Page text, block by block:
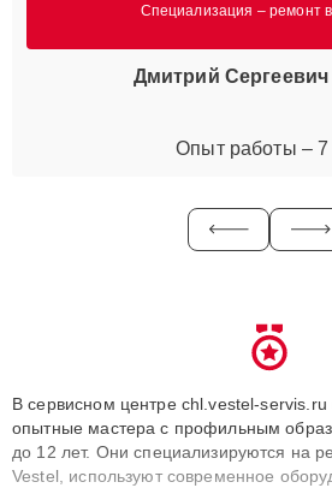
Специализация – ремонт
Дмитрий
Опыт работы – 7
В сервисном центре chl.vestel-
опытные мастера с профильным
до 12 лет. Они специализируются на
Vestel, используют современное